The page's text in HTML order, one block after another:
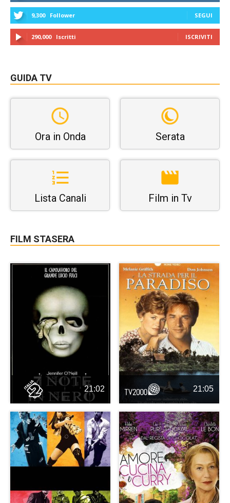
9,300 Follower SEGUI
290,000 Iscritti ISCRIVITI
GUIDA TV
Ora in Onda Serata
Lista Canali Film in Tv
FILM STASERA
21:02 21:05